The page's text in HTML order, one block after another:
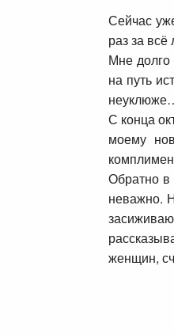
Сейчас
раз за
Мне долго
на путь
С конца
моему
Обратно в
неважно.
женщин,